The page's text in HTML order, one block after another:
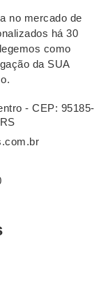
no mercado de
há 30
como
da SUA
- CEP: 95185-